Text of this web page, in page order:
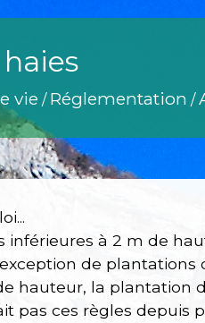
vie / Réglementation /
inférieures à 2 m de
de
hauteur, la plantation
pas ces règles depuis